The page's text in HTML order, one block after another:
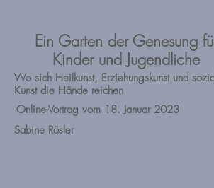
Ein Garten der Genesung
Kinder und Jugendliche
Wo sich Heilkunst, Erziehungskunst und
Kunst die Hände reichen
Online-Vortrag vom 18. Januar 2023
Sabine Rösler